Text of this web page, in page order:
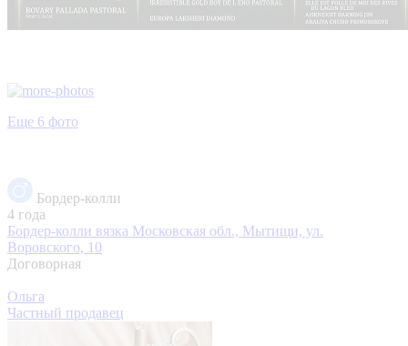
Еще 6 фото
Бордер-колли
4 года
Бордер-колли вязка Московская обл., Мытищи, ул.
Воровского, 10
Договорная
Ольга
Частный продавец